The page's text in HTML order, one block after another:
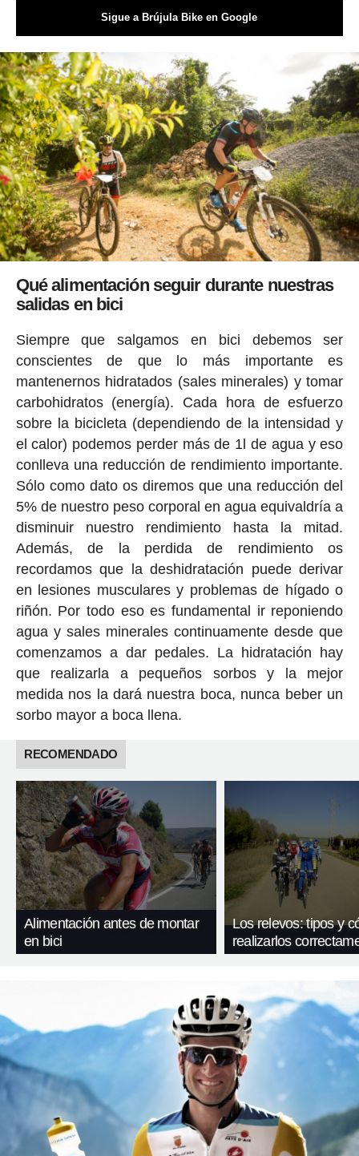
Sigue a Brújula Bike en Google
Qué alimentación seguir durante nuestras
salidas en bici
Siempre que salgamos en bici debemos ser
conscientes de que lo más importante es
mantenernos hidratados (sales minerales) y tomar
carbohidratos (energía). Cada hora de esfuerzo
sobre la bicicleta (dependiendo de la intensidad y
el calor) podemos perder más de 1l de agua y eso
conlleva una reducción de rendimiento importante.
Sólo como dato os diremos que una reducción del
5% de nuestro peso corporal en agua equivaldría a
disminuir nuestro rendimiento hasta la mitad.
Además, de la perdida de rendimiento os
recordamos que la deshidratación puede derivar
en lesiones musculares y problemas de hígado o
riñón. Por todo eso es fundamental ir reponiendo
agua y sales minerales continuamente desde que
comenzamos a dar pedales. La hidratación hay
que realizarla a pequeños sorbos y la mejor
medida nos la dará nuestra boca, nunca beber un
sorbo mayor a boca llena.
RECOMENDADO
Alimentación antes de montar
en bici
Los relevos: tipos y
realizarlos